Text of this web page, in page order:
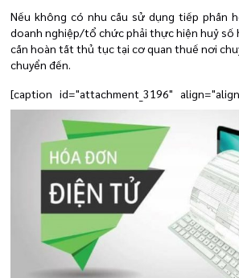
Nếu không có nhu cầu sử dụng tiếp phần
doanh nghiệp/tổ chức phải thực hiện huỷ số
cần hoàn tất thủ tục tại cơ quan thuế nơi
chuyển đến.
[caption id="attachment_3196"